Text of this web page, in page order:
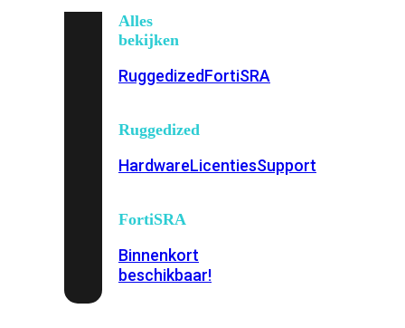
Alles
bekijken
RuggedizedFortiSRA
Ruggedized
HardwareLicentiesSupport
FortiSRA
Binnenkort
beschikbaar!